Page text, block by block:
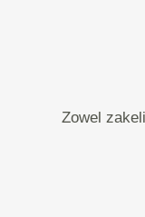
Zowel